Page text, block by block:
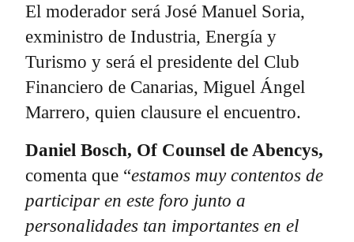
El moderador será José Manuel Soria,
exministro de Industria, Energía y
Turismo y será el presidente del Club
Financiero de Canarias, Miguel Ángel
Marrero, quien clausure el encuentro.
Daniel Bosch, Of Counsel de Abencys,
comenta que “estamos muy contentos de
participar en este foro junto a
personalidades tan importantes en el